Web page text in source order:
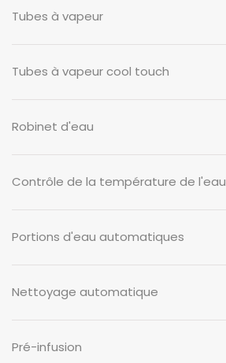
Tubes à vapeur
Tubes à vapeur cool touch
Robinet d'eau
Contrôle de la température de l'eau
Portions d'eau automatiques
Nettoyage automatique
Pré-infusion